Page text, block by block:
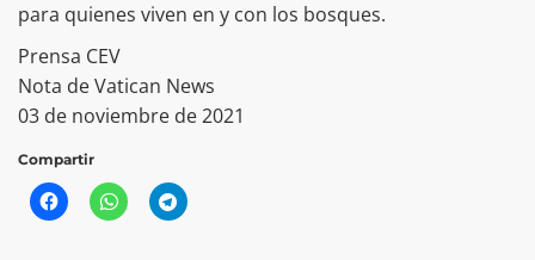
para quienes viven en y con los bosques.
Prensa CEV
Nota de Vatican News
03 de noviembre de 2021
Compartir